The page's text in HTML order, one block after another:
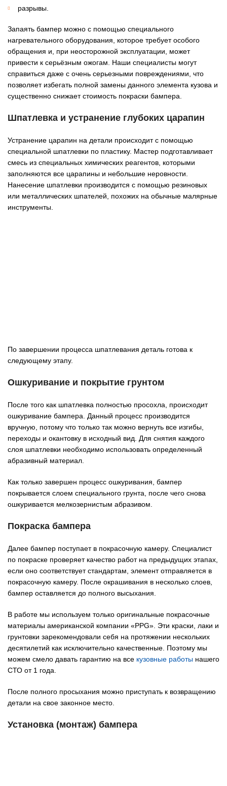
разрывы.
Запаять бампер можно с помощью специального
нагревательного оборудования, которое требует особого
обращения и, при неосторожной эксплуатации, может
привести к серьёзным ожогам. Наши специалисты могут
справиться даже с очень серьезными повреждениями, что
позволяет избегать полной замены данного элемента кузова и
существенно снижает стоимость покраски бампера.
Шпатлевка и устранение глубоких царапин
Устранение царапин на детали происходит с помощью
специальной шпатлевки по пластику. Мастер подготавливает
смесь из специальных химических реагентов, которыми
заполняются все царапины и небольшие неровности.
Нанесение шпатлевки производится с помощью резиновых
или металлических шпателей, похожих на обычные малярные
инструменты.
По завершении процесса шпатлевания деталь готова к
следующему этапу.
Ошкуривание и покрытие грунтом
После того как шпатлевка полностью просохла, происходит
ошкуривание бампера. Данный процесс производится
вручную, потому что только так можно вернуть все изгибы,
переходы и окантовку в исходный вид. Для снятия каждого
слоя шпатлевки необходимо использовать определенный
абразивный материал.
Как только завершен процесс ошкуривания, бампер
покрывается слоем специального грунта, после чего снова
ошкуривается мелкозернистым абразивом.
Покраска бампера
Далее бампер поступает в покрасочную камеру. Специалист
по покраске проверяет качество работ на предыдущих этапах,
если оно соответствует стандартам, элемент отправляется в
покрасочную камеру. После окрашивания в несколько слоев,
бампер оставляется до полного высыхания.
В работе мы используем только оригинальные покрасочные
материалы американской компании «PPG». Эти краски, лаки и
грунтовки зарекомендовали себя на протяжении нескольких
десятилетий как исключительно качественные. Поэтому мы
можем смело давать гарантию на все кузовные работы нашего
СТО от 1 года.
После полного просыхания можно приступать к возвращению
детали на свое законное место.
Установка (монтаж) бампера